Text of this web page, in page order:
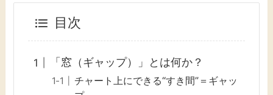
目次
「窓（ギャップ）」とは何か？
チャート上にできる“すき間”＝ギャッ